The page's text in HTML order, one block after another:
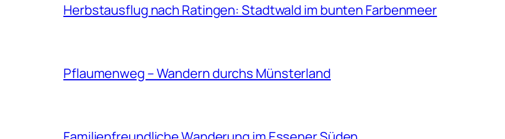
Herbstausflug nach Ratingen: Stadtwald im bunten Farbenmeer
Pflaumenweg – Wandern durchs Münsterland